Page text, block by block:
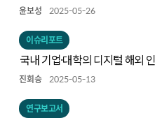
윤보성 2025-05-26
이슈리포트
국내 기업·대학의 디지털 해외
진회승 2025-05-13
연구보고서